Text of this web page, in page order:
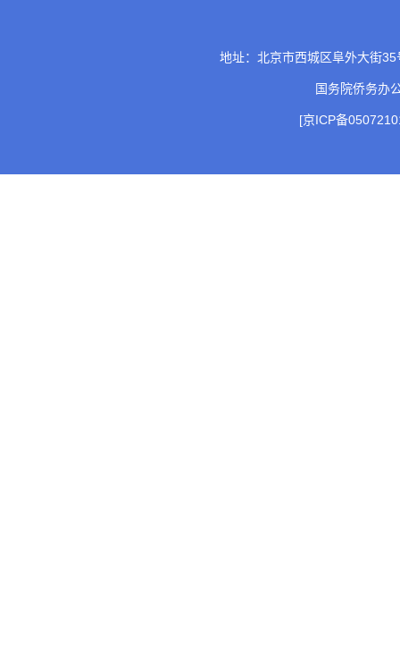
地址：北京市西城区阜外大街
国务院侨务
[京ICP备